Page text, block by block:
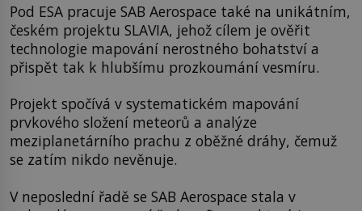
Pod ESA pracuje SAB Aerospace také na unikátním,
českém projektu SLAVIA, jehož cílem je ověřit
technologie mapování nerostného bohatství a
přispět tak k hlubšímu prozkoumání vesmíru.
Projekt spočívá v systematickém mapování
prvkového složení meteorů a analýze
meziplanetárního prachu z oběžné dráhy, čemuž
se zatím nikdo nevěnuje.
V neposlední řadě se SAB Aerospace stala v